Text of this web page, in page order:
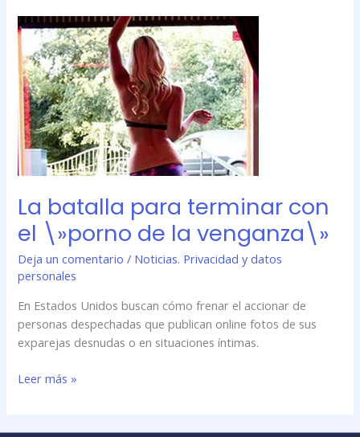
La batalla para terminar con
el \»porno de la venganza\»
Deja un comentario / Noticias. Privacidad y datos
personales
En Estados Unidos buscan cómo frenar el accionar de
personas despechadas que publican online fotos de sus
exparejas desnudas o en situaciones íntimas.
La
batalla
para
terminar
con
el
\»porno
de
la
Leer más »